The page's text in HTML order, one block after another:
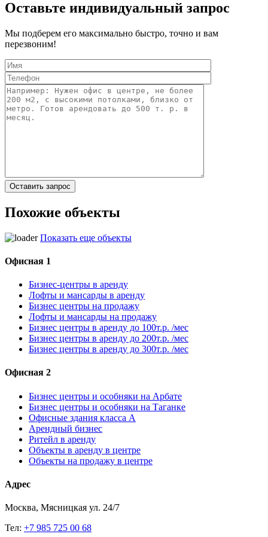
Оставьте индивидуальный запрос
Мы подберем его максимально быстро, точно и вам
перезвоним!
Похожие объекты
Показать еще объекты
Офисная 1
Бизнес-центры в аренду
Лофты и мансарды в аренду
Бизнес центры на продажу
Лофты и мансарды на продажу
Бизнес центры в аренду до 100т.р. /мес
Бизнес центры в аренду до 200т.р. /мес
Бизнес центры в аренду до 300т.р. /мес
Офисная 2
Бизнес центры и особняки на Арбате
Бизнес центры и особняки на Таганке
Офисные здания класса А
Арендный бизнес
Ритейл в аренду
Объекты в аренду в центре
Объекты на продажу в центре
Адрес
Москва, Мясницкая ул. 24/7
Тел: +7 985 725 00 68